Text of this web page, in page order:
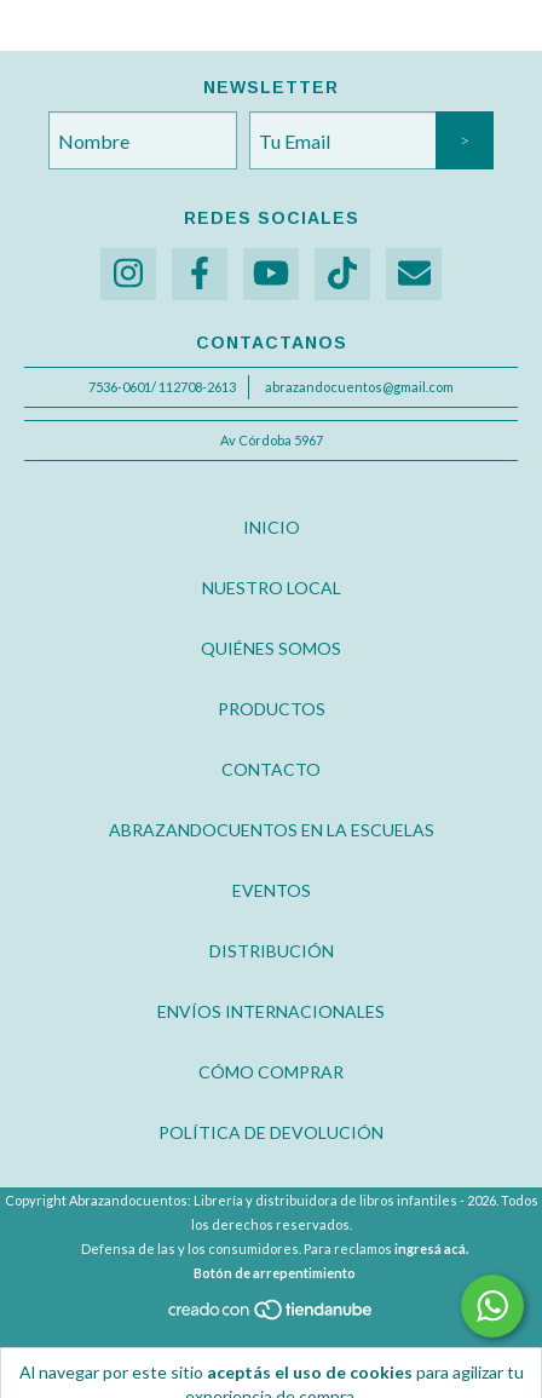
Al navegar por este sitio aceptás el uso de cookies para agilizar tu
NEWSLETTER
REDES SOCIALES
CONTACTANOS
7536-0601/ 112708-2613 abrazandocuentos@gmail.com
Av Córdoba 5967
INICIO
NUESTRO LOCAL
QUIÉNES SOMOS
PRODUCTOS
CONTACTO
ABRAZANDOCUENTOS EN LA ESCUELAS
EVENTOS
DISTRIBUCIÓN
ENVÍOS INTERNACIONALES
CÓMO COMPRAR
POLÍTICA DE DEVOLUCIÓN
Copyright Abrazandocuentos: Librería y distribuidora de libros infantiles - 2026. Todos
los derechos reservados.
Defensa de las y los consumidores. Para reclamos ingresá acá.
Botón de arrepentimiento